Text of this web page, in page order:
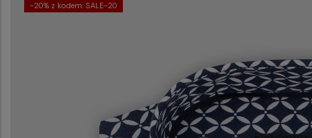
-20% z kodem: SALE-20